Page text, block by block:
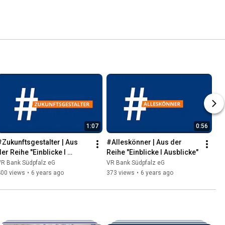
1:07
| Aus
Reihe "Einblicke I
Bank Südpfalz eG
views • 6 years ago
0:56
#Alleskönner | Aus der
Reihe "Einblicke I Ausblicke"
VR Bank Südpfalz eG
373 views • 6 years ago